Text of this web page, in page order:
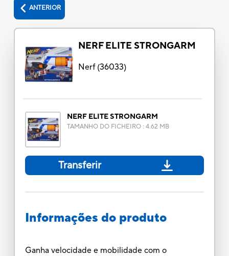
ANTERIOR
NERF ELITE STRONGARM
Nerf(36033)
NERF ELITE STRONGARM
TAMANHO DO FICHEIRO: 4.62 MB
Transferir
Informações do produto
Ganha velocidade e mobilidade com o